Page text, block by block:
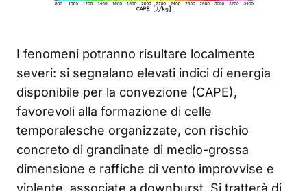
I fenomeni potranno risultare localmente
severi: si segnalano elevati indici di energia
disponibile per la convezione (CAPE),
favorevoli alla formazione di celle
temporalesche organizzate, con rischio
concreto di grandinate di medio-grossa
dimensione e raffiche di vento improvvise e
violente, associate a downburst. Si tratterà di